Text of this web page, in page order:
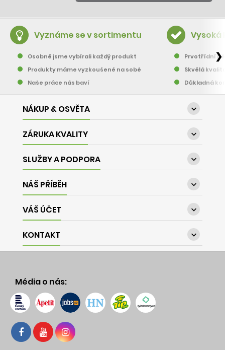
Vyznáme se v sortimentu
Osobně jsme vybírali každý produkt
Produkty máme vyzkoušené na sobě
Naše práce nás baví
Vysoká
Prvotřídní
Skvělá
Důkladná
❯
NÁKUP & OSVĚTA 
ZÁRUKA KVALITY 
SLUŽBY A PODPORA 
NÁŠ PŘÍBĚH 
VÁŠ ÚČET 
KONTAKT 
Média o nás: